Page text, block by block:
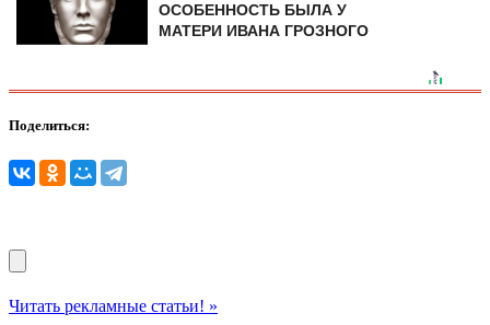
ОСОБЕННОСТЬ БЫЛА У
МАТЕРИ ИВАНА ГРОЗНОГО
Поделиться:
Читать рекламные статьи! »